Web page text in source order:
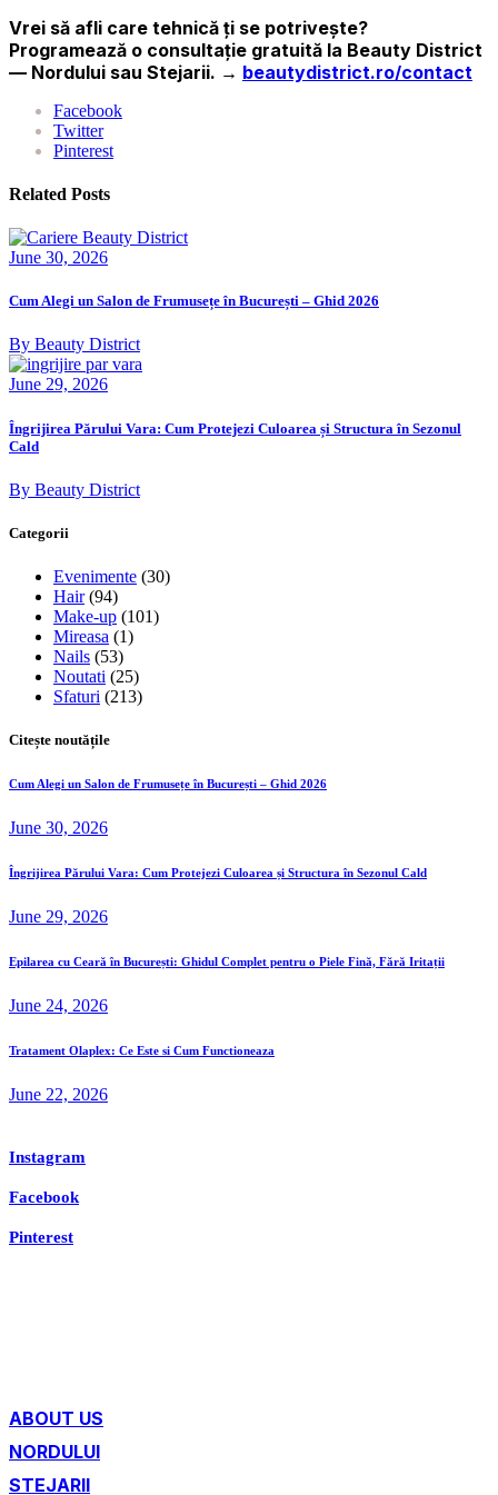
Vrei să afli care tehnică ți se potrivește?
Programează o consultație gratuită la Beauty District
— Nordului sau Stejarii. → beautydistrict.ro/contact
Facebook
Twitter
Pinterest
Related Posts
June 30, 2026
Cum Alegi un Salon de Frumusețe în București – Ghid 2026
By Beauty District
June 29, 2026
Îngrijirea Părului Vara: Cum Protejezi Culoarea și Structura în Sezonul
Cald
By Beauty District
Categorii
Evenimente (30)
Hair(94)
Make-up (101)
Mireasa (1)
Nails (53)
Noutati (25)
Sfaturi (213)
Citește noutățile
Cum Alegi un Salon de Frumusețe în București – Ghid 2026
June 30, 2026
Îngrijirea Părului Vara: Cum Protejezi Culoarea și Structura în Sezonul Cald
June 29, 2026
Epilarea cu Ceară în București: Ghidul Complet pentru o Piele Fină, Fără Iritații
June 24, 2026
Tratament Olaplex: Ce Este si Cum Functioneaza
June 22, 2026
Instagram
Facebook
Pinterest
ABOUT US
NORDULUI
STEJARII